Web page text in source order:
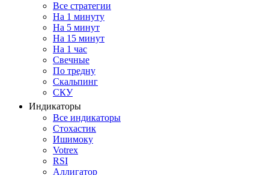
Все стратегии
На 1 минуту
На 5 минут
На 15 минут
На 1 час
Свечные
По тредну
Скальпинг
СКУ
Индикаторы
Все индикаторы
Стохастик
Ишимоку
Votrex
RSI
Аллигатор